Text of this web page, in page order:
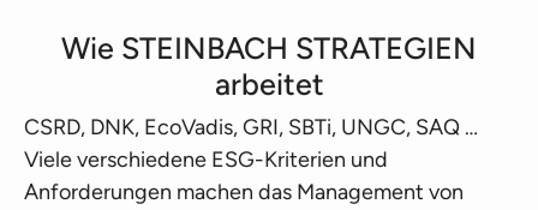
Wie STEINBACH STRATEGIEN
arbeitet
CSRD, DNK, EcoVadis, GRI, SBTi, UNGC, SAQ …
Viele verschiedene ESG-Kriterien und
Anforderungen machen das Management von